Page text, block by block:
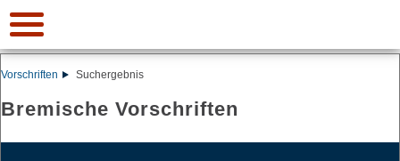
Vorschriften Suchergebnis
Bremische Vorschriften